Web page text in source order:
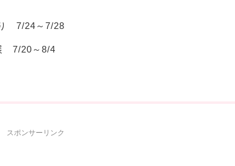
7/24～7/28
7/20～8/4
スポンサーリンク